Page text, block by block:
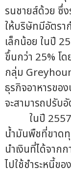
รนชายส์ด้วย ซึ่
ให้บริษัทมีอัตรา
เล็กน้อย ในปี
ขึ้นกว่า 25% โด
กลุ่ม
ธุรกิจอาหารขอ
จะสามารถปรับ
ในปี 2557 บ
น้ำมันพืชที่ขาด
นำเงินที่ได้จาก
ไปใช้ชำระหนี้ข